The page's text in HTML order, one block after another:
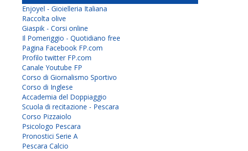
Enjoyel - Gioielleria Italiana
Raccolta olive
Giaspik - Corsi online
Il Pomeriggio - Quotidiano free
Pagina Facebook FP.com
Profilo twitter FP.com
Canale Youtube FP
Corso di Giornalismo Sportivo
Corso di Inglese
Accademia del Doppiaggio
Scuola di recitazione - Pescara
Corso Pizzaiolo
Psicologo Pescara
Pronostici Serie A
Pescara Calcio